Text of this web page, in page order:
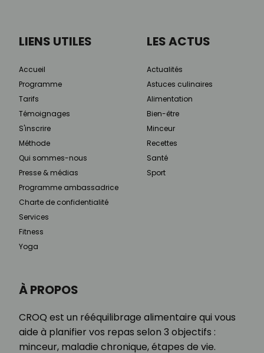
À PROPOS
CROQ est un rééquilibrage alimentaire qui vous
aide à planifier vos repas selon 3 objectifs :
minceur, maladie chronique, étapes de vie.
LIENS UTILES
Accueil
Programme
Tarifs
Témoignages
S'inscrire
Méthode
Qui sommes-nous
Presse & médias
Programme ambassadrice
Charte de confidentialité
Services
Fitness
Yoga
LES ACTUS
Actualités
Astuces culinaires
Alimentation
Bien-être
Minceur
Recettes
Santé
Sport